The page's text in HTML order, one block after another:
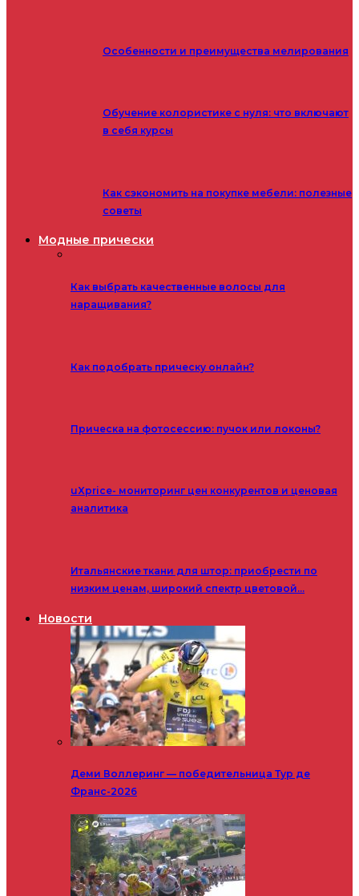
Особенности и преимущества мелирования
Обучение колористике с нуля: что включают
в себя курсы
Как сэкономить на покупке мебели: полезные
советы
Модные прически
Как выбрать качественные волосы для
наращивания?
Как подобрать прическу онлайн?
Прическа на фотосессию: пучок или локоны?
uXprice- мониторинг цен конкурентов и ценовая
аналитика
Итальянские ткани для штор: приобрести по
низким ценам, широкий спектр цветовой…
Новости
Деми Воллеринг — победительница Тур де
Франс-2026